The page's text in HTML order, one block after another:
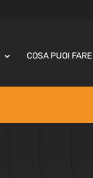
COSA PUOI FARE